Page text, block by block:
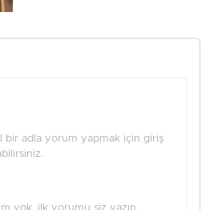
bir adla yorum yapmak için giriş
yok, ilk yorumu siz yazın,